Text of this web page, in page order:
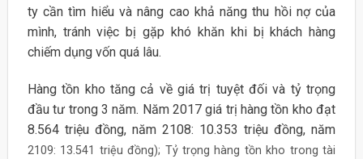
ty cần tìm hiểu và nâng cao khả năng thu hồi nợ của
mình, tránh việc bị gặp khó khăn khi bị khách hàng
chiếm dụng vốn quá lâu.
Hàng tồn kho tăng cả về giá trị tuyệt đối và tỷ trọng
đầu tư trong 3 năm. Năm 2017 giá trị hàng tồn kho đạt
8.564 triệu đồng, năm 2108: 10.353 triệu đồng, năm
2109: 13.541 triệu đồng); Tỷ trọng hàng tồn kho trong tài